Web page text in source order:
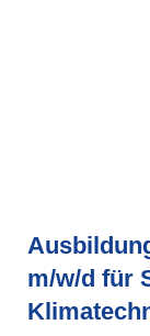
m/w/d für